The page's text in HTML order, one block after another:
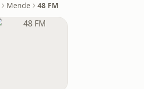
Mende 48 FM